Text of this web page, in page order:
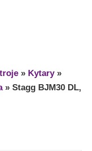
» Kytary»
» Stagg BJM30 DL,